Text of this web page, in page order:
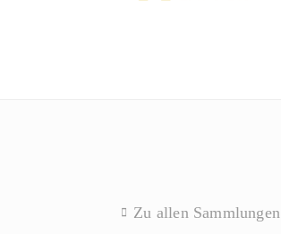
Zu allen Sammlungen